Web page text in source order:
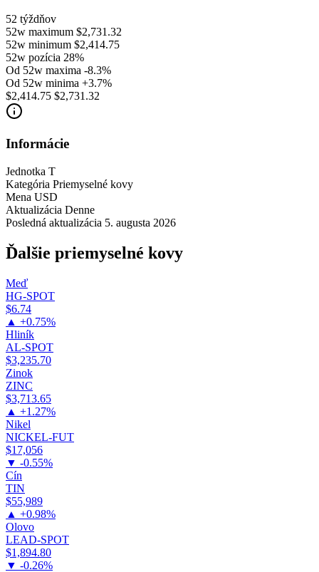
52 týždňov
52w maximum $2,731.32
52w minimum $2,414.75
52w pozícia 28%
Od 52w maxima -8.3%
Od 52w minima +3.7%
$2,414.75 $2,731.32
Informácie
Jednotka T
Kategória Priemyselné kovy
Mena USD
Aktualizácia Denne
Posledná aktualizácia 5. augusta 2026
Ďalšie priemyselné kovy
Meď
HG-SPOT
$6.74
▲ +0.75%
Hliník
AL-SPOT
$3,235.70
Zinok
ZINC
$3,713.65
▲ +1.27%
Nikel
NICKEL-FUT
$17,056
▼ -0.55%
Cín
TIN
$55,989
▲ +0.98%
Olovo
LEAD-SPOT
$1,894.80
▼ -0.26%